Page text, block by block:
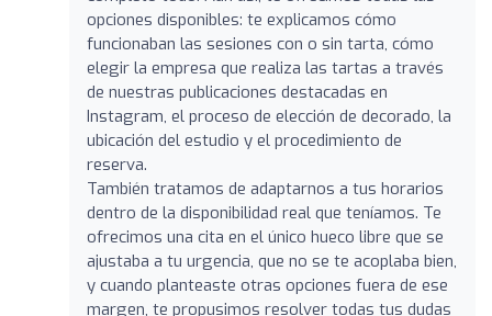
opciones disponibles: te explicamos cómo
funcionaban las sesiones con o sin tarta, cómo
elegir la empresa que realiza las tartas a través
de nuestras publicaciones destacadas en
Instagram, el proceso de elección de decorado, la
ubicación del estudio y el procedimiento de
reserva.
También tratamos de adaptarnos a tus horarios
dentro de la disponibilidad real que teníamos. Te
ofrecimos una cita en el único hueco libre que se
ajustaba a tu urgencia, que no se te acoplaba bien,
y cuando planteaste otras opciones fuera de ese
margen, te propusimos resolver todas tus dudas